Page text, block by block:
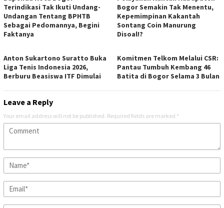
Terindikasi Tak Ikuti Undang-
Undangan Tentang BPHTB
Sebagai Pedomannya, Begini
Faktanya
Bogor Semakin Tak Menentu,
Kepemimpinan Kakantah
Sontang Coin Manurung
Disoal!?
Anton Sukartono Suratto Buka
Liga Tenis Indonesia 2026,
Berburu Beasiswa ITF Dimulai
Komitmen Telkom Melalui CSR:
Pantau Tumbuh Kembang 46
Batita di Bogor Selama 3 Bulan
Leave a Reply
Your email address will not be published. Required fields are marked *